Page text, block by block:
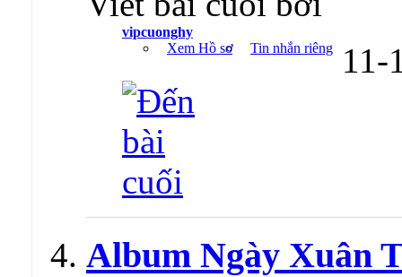
vipcuonghy
Xem Hồ sơ
Tin nhắn riêng 11-
Album Ngày Xuân